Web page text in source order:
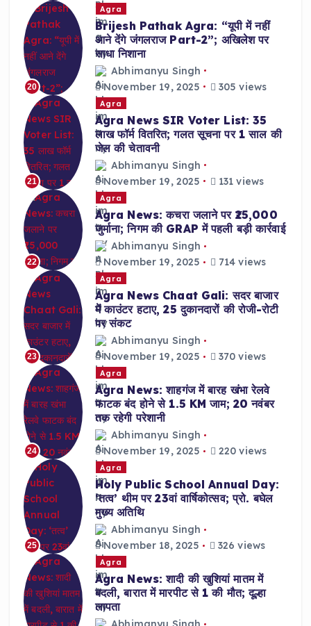
20
Agra
Brijesh Pathak Agra: “यूपी में नहीं
आने देंगे जंगलराज Part-2”; अखिलेश पर
साधा निशाना
Abhimanyu Singh
November 19, 2025
305 views
21
Agra
Agra News SIR Voter List: 35
लाख फॉर्म वितरित; गलत सूचना पर 1 साल की
जेल की चेतावनी
Abhimanyu Singh
November 19, 2025
131 views
22
Agra
Agra News: कचरा जलाने पर ₹25,000
जुर्माना; निगम की GRAP में पहली बड़ी कार्रवाई
Abhimanyu Singh
November 19, 2025
714 views
23
Agra
Agra News Chaat Gali: सदर बाजार
में काउंटर हटाए, 25 दुकानदारों की रोजी-रोटी
पर संकट
Abhimanyu Singh
November 19, 2025
370 views
24
Agra
Agra News: शाहगंज में बारह खंभा रेलवे
फाटक बंद होने से 1.5 KM जाम; 20 नवंबर
तक रहेगी परेशानी
Abhimanyu Singh
November 19, 2025
220 views
25
Agra
Holy Public School Annual Day:
‘तत्व’ थीम पर 23वां वार्षिकोत्सव; प्रो. बघेल
मुख्य अतिथि
Abhimanyu Singh
November 18, 2025
326 views
Agra
Agra News: शादी की खुशियां मातम में
बदली, बारात में मारपीट से 1 की मौत; दूल्हा
लापता